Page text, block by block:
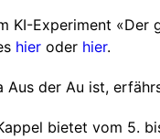
KI-Experiment «Der
hier oder hier.
Aus der Au ist,
bietet vom 5.